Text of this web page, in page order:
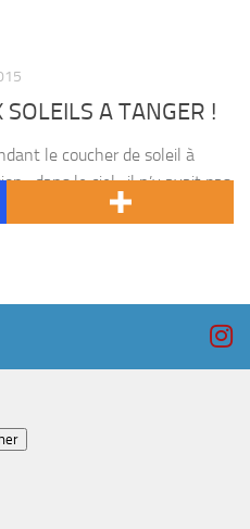
A TANGER !
le coucher de soleil à
: dans le ciel , il n’y avait pas
aussi rare que...